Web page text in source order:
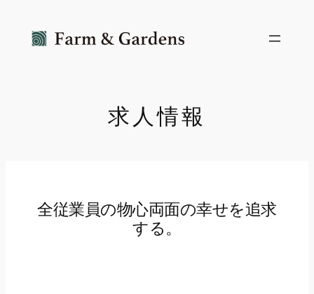
求人情報
全従業員の物心両面の幸せを追求
する。